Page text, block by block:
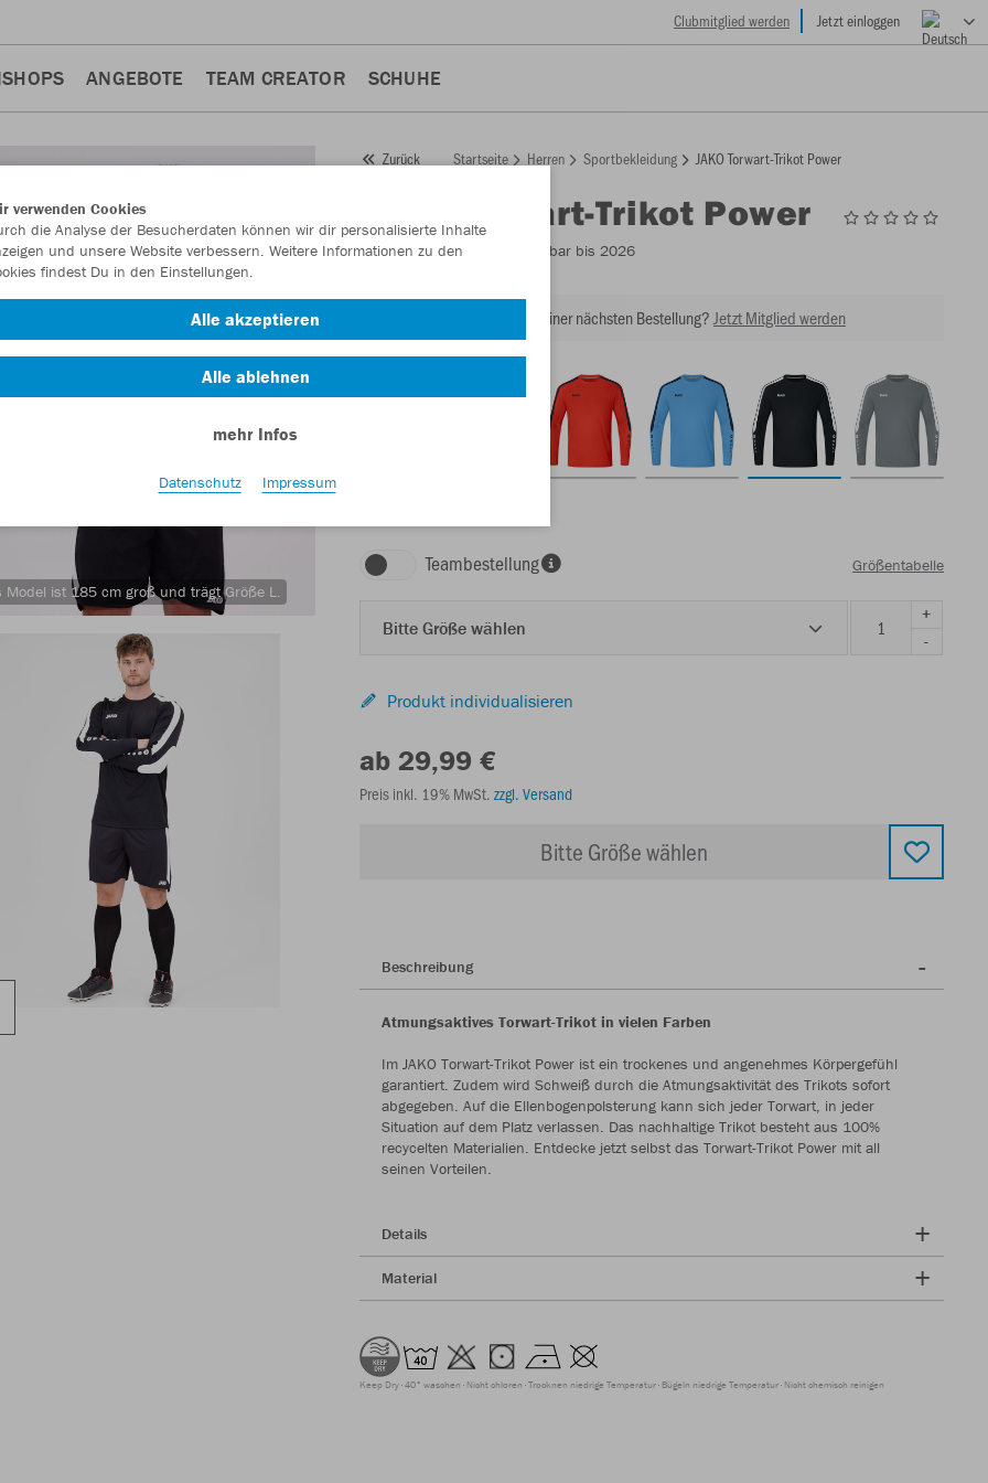
Clubmitglied werden Jetzt einloggen
ANGEBOTE TEAM CREATOR SCHUHE
Model ist 185 cm groß und trägt Größe L.
Zurück Startseite Herren Sportbekleidung JAKO Torwart-Trikot Power
Torwart-Trikot Power
Artikelnummer: - Lieferbar bis 2026
Lust auf 30% Rabatt bei Deiner nächsten Bestellung? Jetzt Mitglied werden
Teambestellung Größentabelle
Bitte Größe wählen
+
-
Produkt individualisieren
ab 29,99 €
Preis inkl. 19% MwSt. zzgl. Versand
Bitte Größe wählen
Beschreibung
Atmungsaktives Torwart-Trikot in vielen Farben
Im JAKO Torwart-Trikot Power ist ein trockenes und angenehmes Körpergefühl
garantiert. Zudem wird Schweiß durch die Atmungsaktivität des Trikots sofort
abgegeben. Auf die Ellenbogenpolsterung kann sich jeder Torwart, in jeder
Situation auf dem Platz verlassen. Das nachhaltige Trikot besteht aus 100%
recycelten Materialien. Entdecke jetzt selbst das Torwart-Trikot Power mit all
seinen Vorteilen.
Details
Material
Keep Dry 40° waschen Nicht chloren Trocknen niedrige Temperatur Bügeln niedrige Temperatur Nicht chemisch reinigen
verwenden Cookies
die Analyse der Besucherdaten können wir dir personalisierte Inhalte
und unsere Website verbessern. Weitere Informationen zu den
findest Du in den Einstellungen.
Alle akzeptieren
Alle ablehnen
mehr Infos
Datenschutz Impressum